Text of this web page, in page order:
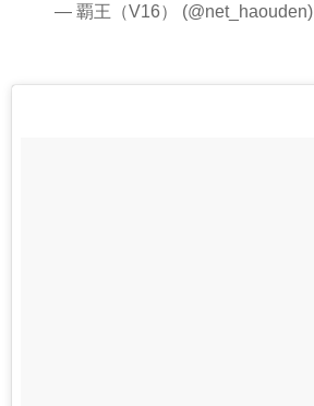
— 覇王（V16） (@net_haouden)